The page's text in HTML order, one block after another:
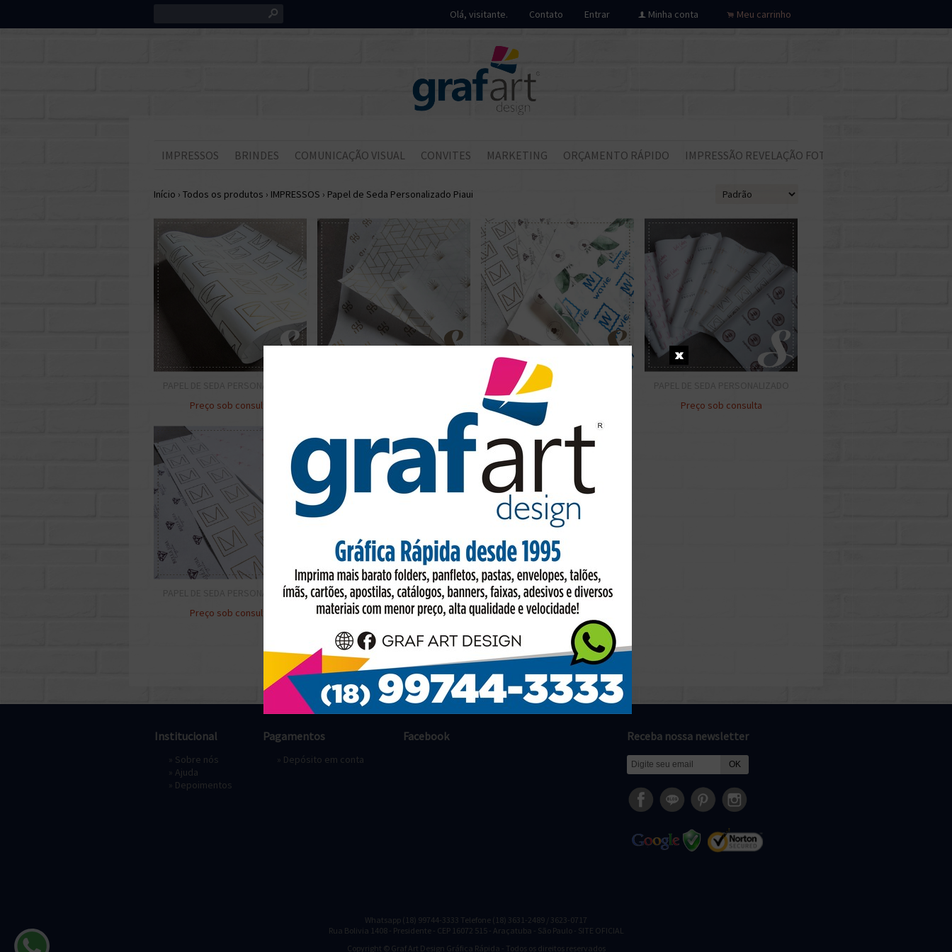
s Olá, visitante. Contato Entrar f Minha conta . Meu carrinho
IMPRESSOS BRINDES COMUNICAÇÃO VISUAL CONVITES MARKETING ORÇAMENTO RÁPIDO IMPRESSÃO REVELAÇÃO FOTOS
Início › Todos os produtos › IMPRESSOS › Papel de Seda Personalizado Piaui
Preço sob consulta
PAPEL DE SEDA PERSONALIZADO
Preço sob consulta
Preço sob consulta
PAPEL DE SEDA PERSONALIZADO
Preço sob consulta
PAPEL DE SEDA PERSONALIZADO
Preço sob consulta
Institucional
» Sobre nós
» Ajuda
» Depoimentos
Pagamentos
» Depósito em conta
Facebook Receba nossa newsletter
Whatsapp (18) 99744-3333 Telefone (18) 3631-2489 / 3623-0717
Rua Bolivia 1408 - Presidente - CEP 16072 515 - Araçatuba - São Paulo - SITE OFICIAL
Copyright © Graf Art Design Gráfica Rápida - Todos os direitos reservados